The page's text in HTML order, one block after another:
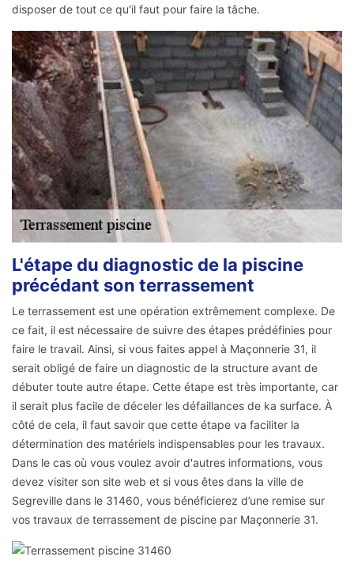
disposer de tout ce qu'il faut pour faire la tâche.
L'étape du diagnostic de la piscine
précédant son terrassement
Le terrassement est une opération extrêmement complexe. De
ce fait, il est nécessaire de suivre des étapes prédéfinies pour
faire le travail. Ainsi, si vous faites appel à Maçonnerie 31, il
serait obligé de faire un diagnostic de la structure avant de
débuter toute autre étape. Cette étape est très importante, car
il serait plus facile de déceler les défaillances de ka surface. À
côté de cela, il faut savoir que cette étape va faciliter la
détermination des matériels indispensables pour les travaux.
Dans le cas où vous voulez avoir d'autres informations, vous
devez visiter son site web et si vous êtes dans la ville de
Segreville dans le 31460, vous bénéficierez d’une remise sur
vos travaux de terrassement de piscine par Maçonnerie 31.